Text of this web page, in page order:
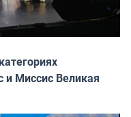
и Миссис Великая